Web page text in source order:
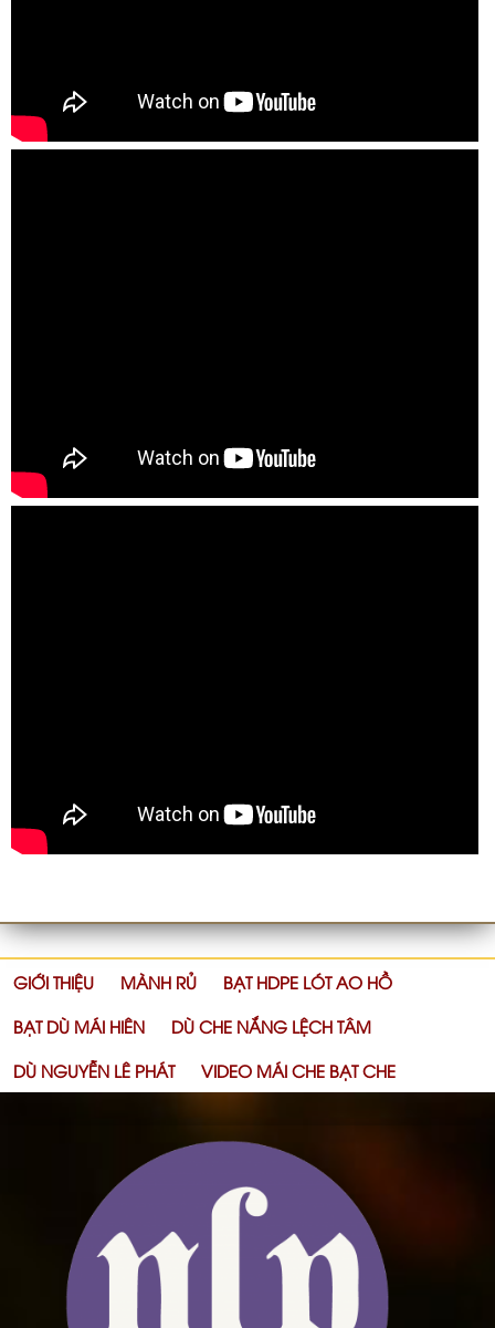
GIỚI THIỆU MÀNH RỦ
BẠT HDPE LÓT AO HỒ
BẠT DÙ MÁI HIÊN
DÙ CHE NẮNG LỆCH TÂM
DÙ NGUYỄN LÊ PHÁT
VIDEO MÁI CHE BẠT CHE